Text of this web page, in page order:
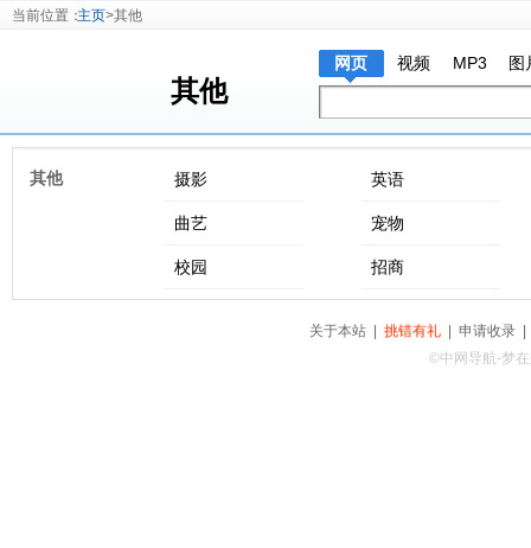
当前位置：主页>其他
其他
网页 视频 MP3 图
其他 摄影 英语
曲艺 宠物
校园 招商
关于本站| 挑错有礼| 申请收录
©中网导航-梦